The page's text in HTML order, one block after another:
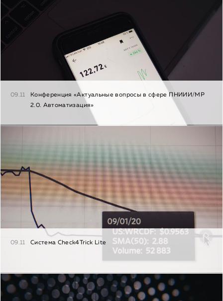
09.11
Конференция «Актуальные вопросы в сфере ПНИИИ/МР
2.0. Автоматизация»
09.11 Система Check4Trick Lite